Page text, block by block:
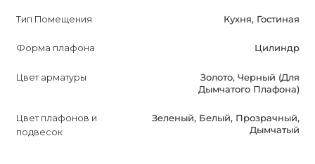
надежность его использования.
Этот подвесной светильник идеально сочетает в себе
монтаже и использовании, и его возможность
создавать разные атмосферы в вашем помещении.
Тип Помещения Кухня, Гостиная
Форма плафона Цилиндр
Цвет арматуры
Золото, Черный (Для
Дымчатого Плафона)
Цвет плафонов и
подвесок
Зеленый, Белый, Прозрачный,
Дымчатый